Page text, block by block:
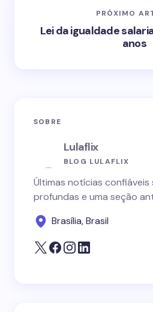
PRÓXIMO
Lei da igualdade
anos
SOBRE
Lulaflix
BLOG LULAFLIX
Últimas notícias
profundas e uma seção
Brasília, Brasil